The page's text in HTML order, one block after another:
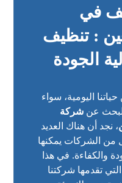
في
: تنظيف
الجودة
اليومية، سواء
البحث عنشركة
، نجد أن هناك العديد
من الشركات يمكنها
والكفاءة. في هذا
تقدمها شركتنا